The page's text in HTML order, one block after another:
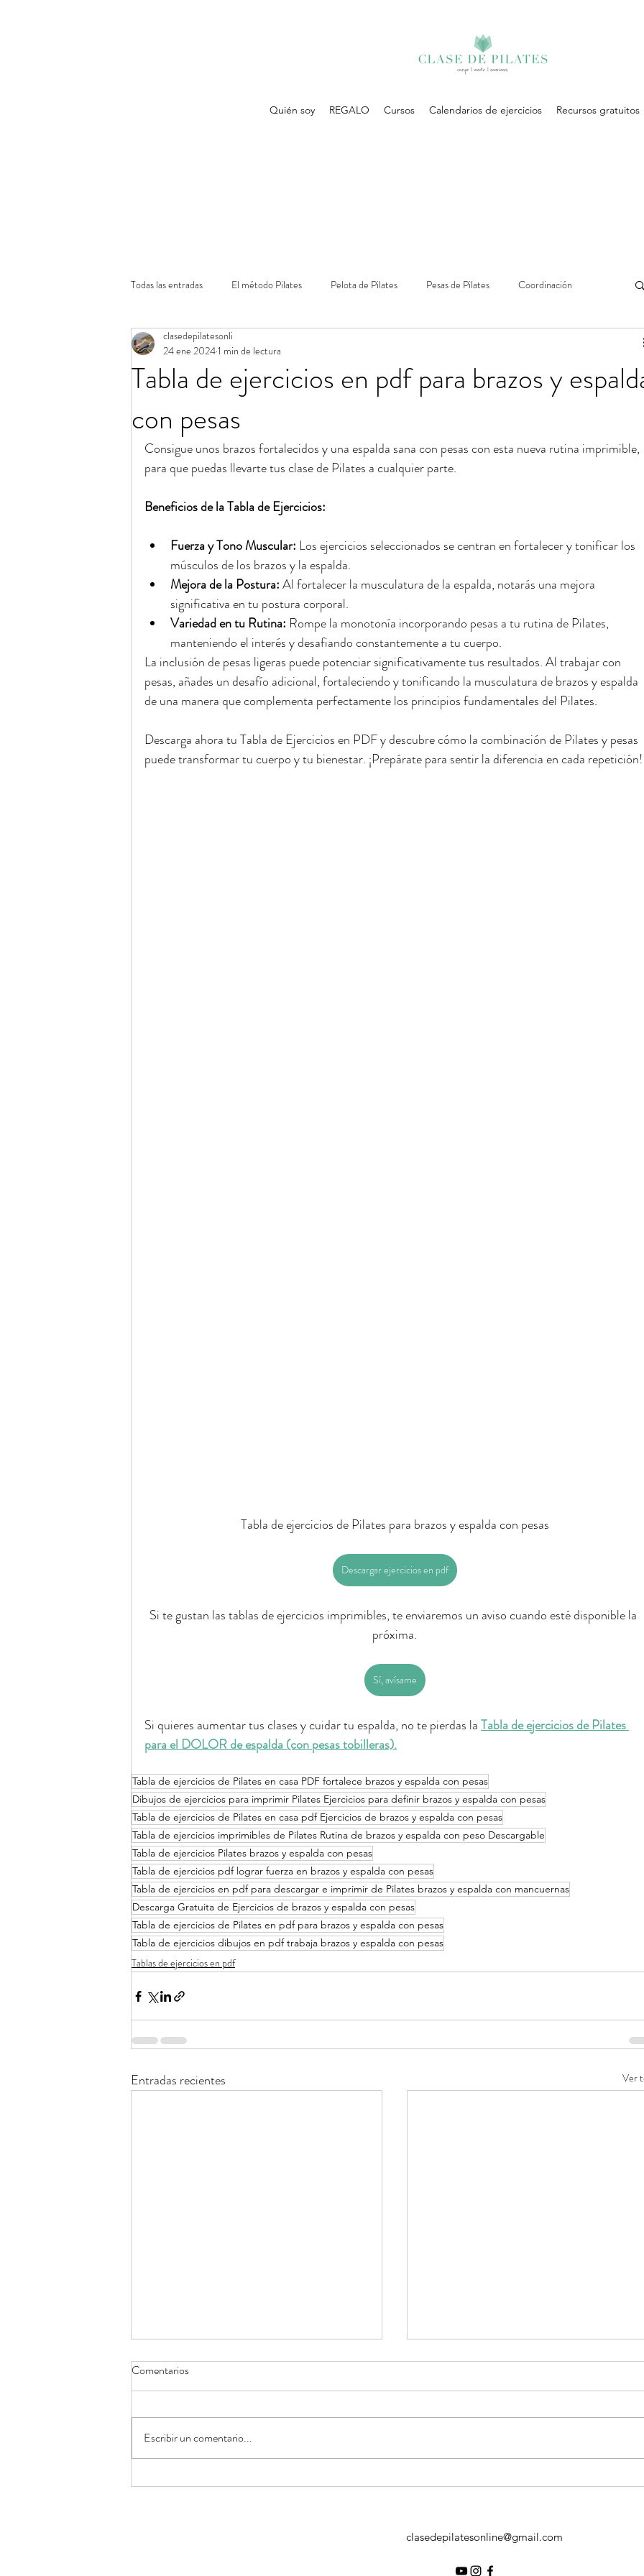
Quién soy REGALO Cursos Calendarios de ejercicios Recursos gratuitos
Todas las entradas El método Pilates Pelota de Pilates Pesas de Pilates Coordinación
Aro mágico de Pilates
Banda elástica de Pilates Consejos para una vida saludable
Tabla de ejercicios en pdf para brazos y
con pesas
clasedepilatesonli
24 ene 20241 min de lectura
Consigue unos brazos fortalecidos y una espalda sana con pesas con esta nueva rutina imprimible,
para que puedas llevarte tus clase de Pilates a cualquier parte.
Beneficios de la Tabla de Ejercicios:
Fuerza y Tono Muscular: Los ejercicios seleccionados se centran en fortalecer y tonificar los
músculos de los brazos y la espalda.
Mejora de la Postura: Al fortalecer la musculatura de la espalda, notarás una mejora
significativa en tu postura corporal.
Variedad en tu Rutina: Rompe la monotonía incorporando pesas a tu rutina de Pilates,
manteniendo el interés y desafiando constantemente a tu cuerpo.
La inclusión de pesas ligeras puede potenciar significativamente tus resultados. Al trabajar con
pesas, añades un desafío adicional, fortaleciendo y tonificando la musculatura de brazos y espalda
de una manera que complementa perfectamente los principios fundamentales del Pilates.
Descarga ahora tu Tabla de Ejercicios en PDF y descubre cómo la combinación de Pilates y pesas
puede transformar tu cuerpo y tu bienestar. ¡Prepárate para sentir la diferencia en cada repetición!
Tabla de ejercicios de Pilates para brazos y espalda con pesas
Descargar ejercicios en pdf
Si te gustan las tablas de ejercicios imprimibles, te enviaremos un aviso cuando esté disponible la
próxima.
Sí, avísame
Si quieres aumentar tus clases y cuidar tu espalda, no te pierdas la Tabla de ejercicios de Pilates
para el DOLOR de espalda (con pesas tobilleras).
Tabla de ejercicios de Pilates en casa PDF fortalece brazos y espalda con pesas
Dibujos de ejercicios para imprimir Pilates Ejercicios para definir brazos y espalda con pesas
Tabla de ejercicios de Pilates en casa pdf Ejercicios de brazos y espalda con pesas
Tabla de ejercicios imprimibles de Pilates Rutina de brazos y espalda con peso Descargable
Tabla de ejercicios Pilates brazos y espalda con pesas
Tabla de ejercicios pdf lograr fuerza en brazos y espalda con pesas
Tabla de ejercicios en pdf para descargar e imprimir de Pilates brazos y espalda con mancuernas
Descarga Gratuita de Ejercicios de brazos y espalda con pesas
Tabla de ejercicios de Pilates en pdf para brazos y espalda con pesas
Tabla de ejercicios dibujos en pdf trabaja brazos y espalda con pesas
Tablas de ejercicios en pdf
Entradas recientes Ver
Comentarios
Escribir un comentario...
clasedepilatesonline@gmail.com